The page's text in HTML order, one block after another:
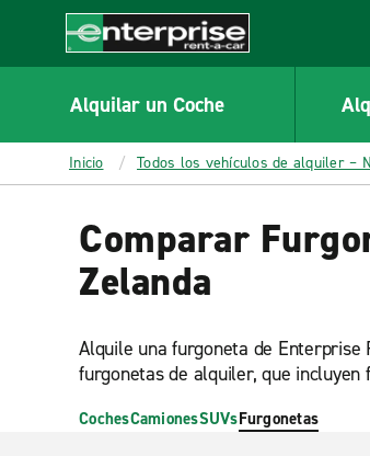
CONTENT
Enterprise
Alquilar un Coche
Inicio Todos los vehículos de alquiler –
Comparar
Zelanda
Alquile una furgoneta de Enterprise
furgonetas de alquiler, que incluyen
CochesCamionesSUVsFurgonetas